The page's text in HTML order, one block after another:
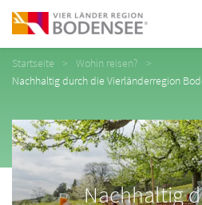
Startseite
Wohin reisen?
Nachhaltig durch die Vierländerregion
Nachhaltig